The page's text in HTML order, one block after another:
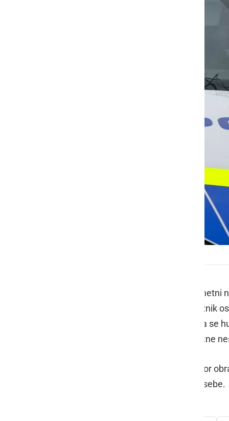
V nedeljo so policisti poročali o
območju Zrkovcev, ko je 24-letni voznik
ter trčil v betonsko ograjo, pri tem pa se
obveščeni, da je udeleženec prometne
Letos so tako na območju PU Maribor
treh prometnih nesrečah umrle tri osebe.